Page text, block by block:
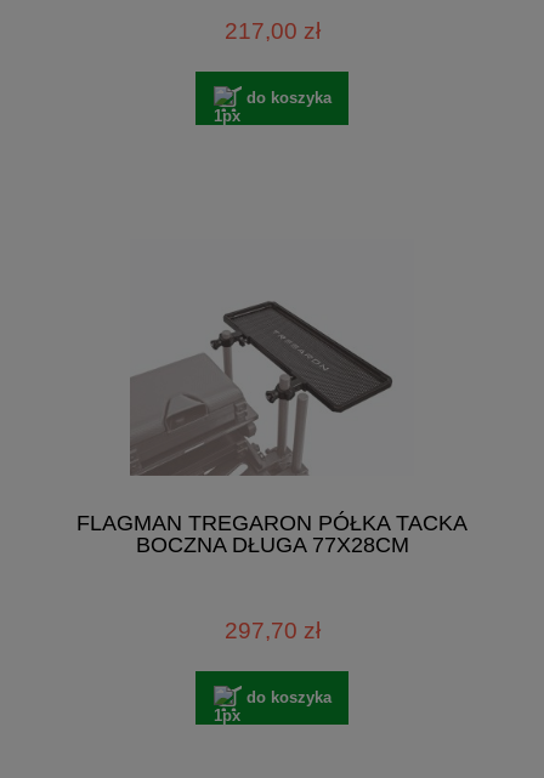
217,00 zł
do koszyka
FLAGMAN TREGARON PÓŁKA TACKA
BOCZNA DŁUGA 77X28CM
297,70 zł
do koszyka